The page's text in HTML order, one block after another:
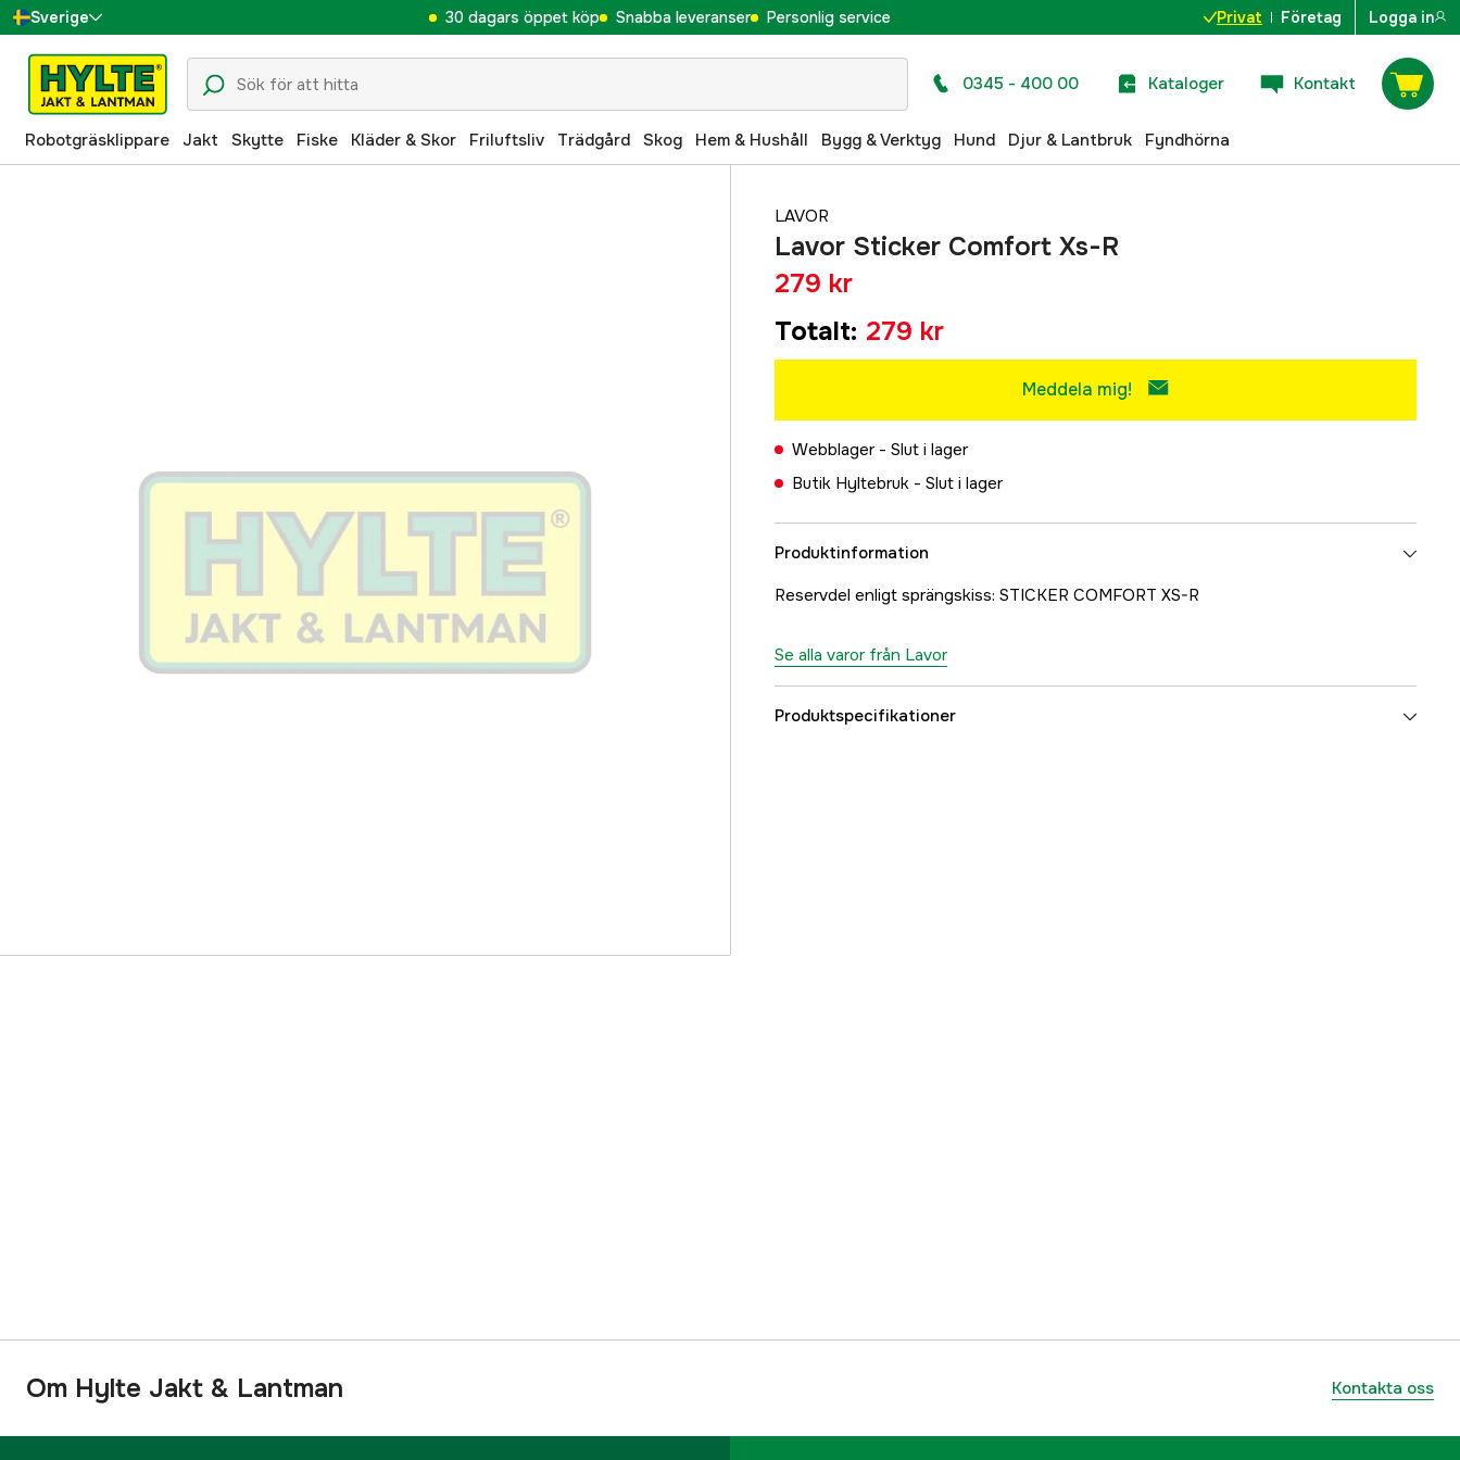
Sverige
Danmark
Suomi
Norge
30 dagars öppet köp Snabba leveranser Personlig service Privat Företag Logga in
0345 - 400 00 Kataloger Kontakt
Robotgräsklippare Jakt Skytte Fiske Kläder & Skor Friluftsliv Trädgård Skog Hem & Hushåll Bygg & Verktyg Hund Djur & Lantbruk Fyndhörna
LAVOR
Lavor Sticker Comfort Xs-R
279 kr
Totalt: 279 kr
Meddela mig!
Webblager - Slut i lager
Butik Hyltebruk - Slut i lager
Produktinformation
Reservdel enligt sprängskiss: STICKER COMFORT XS-R
Se alla varor från Lavor
Produktspecifikationer
Om Hylte Jakt & Lantman Kontakta oss